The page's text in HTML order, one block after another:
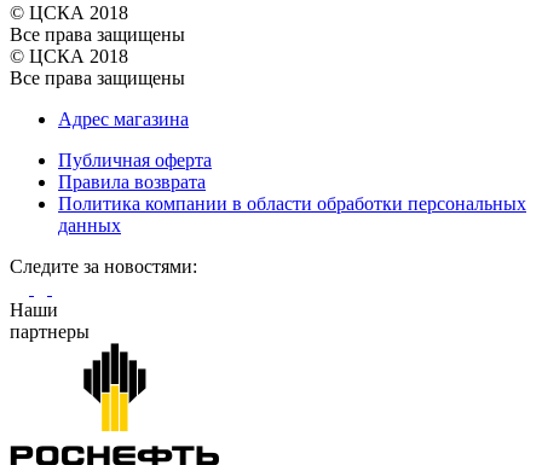
© ЦСКА 2018
Все права защищены
© ЦСКА 2018
Все права защищены
Адрес магазина
Публичная оферта
Правила возврата
Политика компании в области обработки персональных
данных
Cледите за новостями:
Наши
партнеры